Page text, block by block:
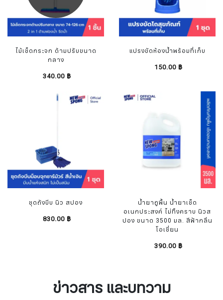
ไม้เช็ดกระจก ด้ามปรับขนาด
กลาง
340.00 ฿
แปรงขัดห้องน้ำพร้อมที่เก็บ
150.00 ฿
ชุดถังบีบ นิว สปอง
830.00 ฿
น้ำยาถูพื้น น้ำยาเช็ด
อเนกประสงค์ ไม่ทิ้งคราบ นิวส
ปอง ขนาด 3500 มล. สีฟ้ากลิ่น
โอเชี่ยน
390.00 ฿
ข่าวสาร และบทวาม